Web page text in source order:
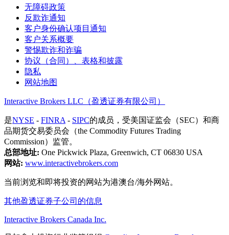
无障碍政策
反欺诈通知
客户身份确认项目通知
客户关系概要
警惕欺诈和诈骗
协议（合同）、表格和披露
隐私
网站地图
Interactive Brokers LLC（盈透证券有限公司）
是NYSE - FINRA - SIPC的成员，受美国证监会（SEC）和商
品期货交易委员会（the Commodity Futures Trading
Commission）监管。
总部地址: One Pickwick Plaza, Greenwich, CT 06830 USA
网站: www.interactivebrokers.com
当前浏览和即将投资的网站为港澳台/海外网站。
其他盈透证券子公司的信息
Interactive Brokers Canada Inc.